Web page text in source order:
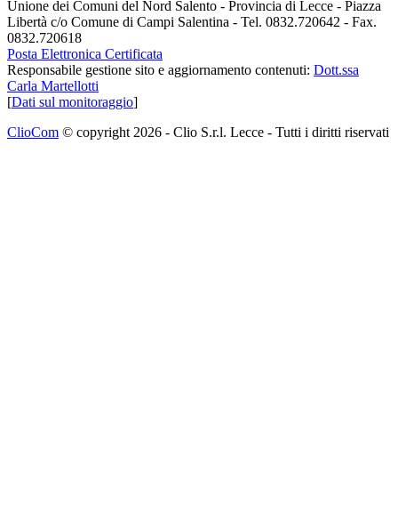
Unione dei Comuni del Nord Salento - Provincia di Lecce - Piazza
Libertà c/o Comune di Campi Salentina - Tel. 0832.720642 - Fax.
0832.720618
Posta Elettronica Certificata
Responsabile gestione sito e aggiornamento contenuti: Dott.ssa
Carla Martellotti
[Dati sul monitoraggio]
ClioCom © copyright 2026 - Clio S.r.l. Lecce - Tutti i diritti riservati